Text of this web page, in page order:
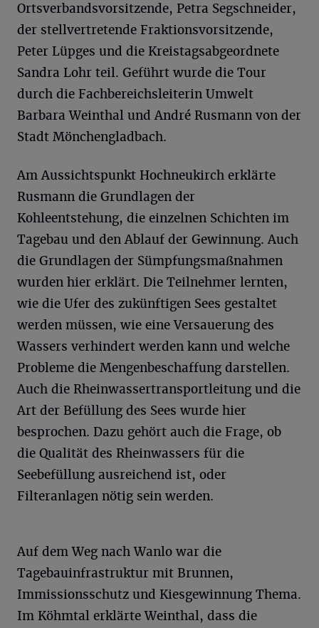
Ortsverbandsvorsitzende, Petra Segschneider,
der stellvertretende Fraktionsvorsitzende,
Peter Lüpges und die Kreistagsabgeordnete
Sandra Lohr teil. Geführt wurde die Tour
durch die Fachbereichsleiterin Umwelt
Barbara Weinthal und André Rusmann von der
Stadt Mönchengladbach.
Am Aussichtspunkt Hochneukirch erklärte
Rusmann die Grundlagen der
Kohleentstehung, die einzelnen Schichten im
Tagebau und den Ablauf der Gewinnung. Auch
die Grundlagen der Sümpfungsmaßnahmen
wurden hier erklärt. Die Teilnehmer lernten,
wie die Ufer des zukünftigen Sees gestaltet
werden müssen, wie eine Versauerung des
Wassers verhindert werden kann und welche
Probleme die Mengenbeschaffung darstellen.
Auch die Rheinwassertransportleitung und die
Art der Befüllung des Sees wurde hier
besprochen. Dazu gehört auch die Frage, ob
die Qualität des Rheinwassers für die
Seebefüllung ausreichend ist, oder
Filteranlagen nötig sein werden.
Auf dem Weg nach Wanlo war die
Tagebauinfrastruktur mit Brunnen,
Immissionsschutz und Kiesgewinnung Thema.
Im Köhmtal erklärte Weinthal, dass die